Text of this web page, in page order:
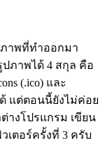
าพที่ทำออกมา
ภาพได้ 4 สกุล คือ
(.ico) และ
แต่ตอนนี้ยังไม่ค่อย
งโปรแกรม เขียน
เตอร์ครั้งที่ 3 ครับ